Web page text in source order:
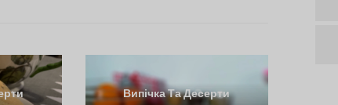
Випічка Та Десерти